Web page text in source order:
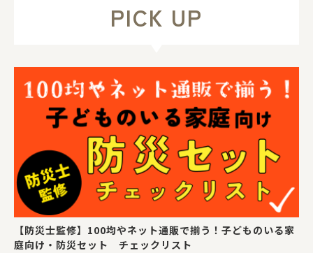
PICK UP
【防災士監修】100均やネット通販で揃う！子どものいる家
庭向け・防災セット チェックリスト